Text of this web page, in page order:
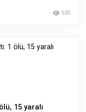
535
15 yaralı